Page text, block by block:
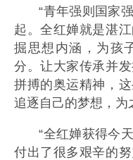
“青年强则国家
起。全红婵就是湛
掘思想内涵，为孩
分。让大家传承并
拼搏的奥运精神，
追逐自己的梦想，为
“全红婵获得今
付出了很多艰辛的